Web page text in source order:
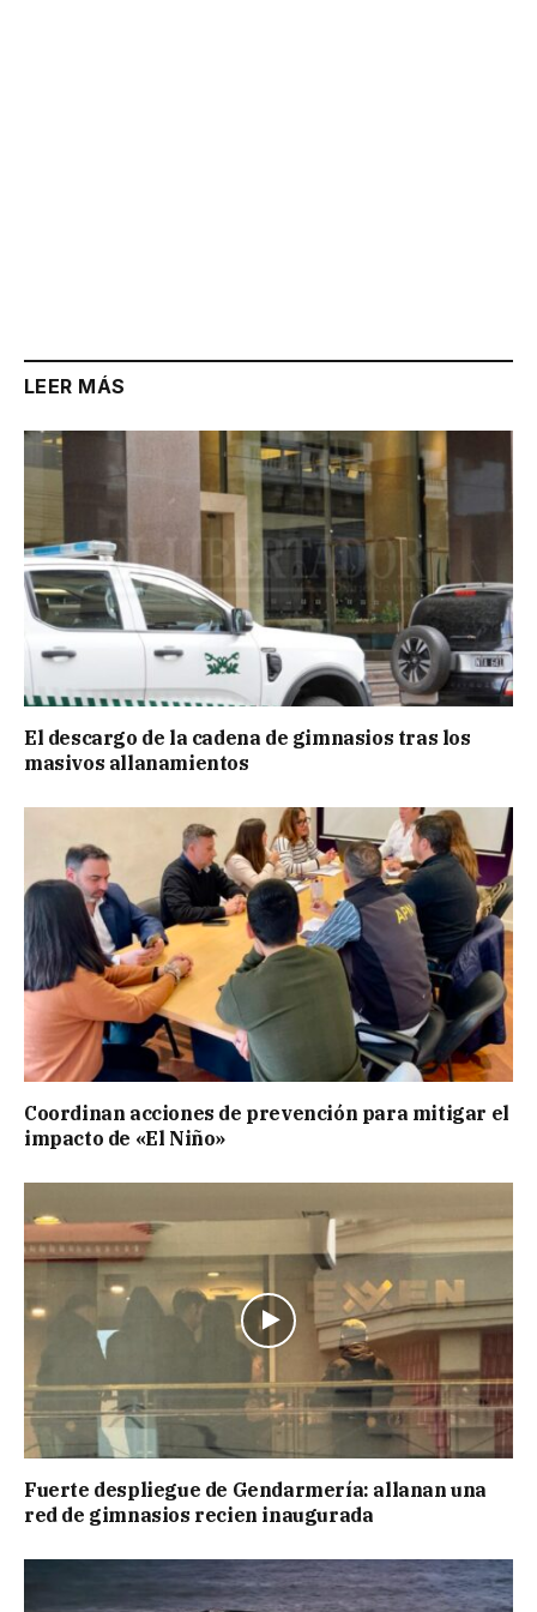
LEER MÁS
El descargo de la cadena de gimnasios tras los
masivos allanamientos
Coordinan acciones de prevención para mitigar el
impacto de «El Niño»
Fuerte despliegue de Gendarmería: allanan una
red de gimnasios recien inaugurada